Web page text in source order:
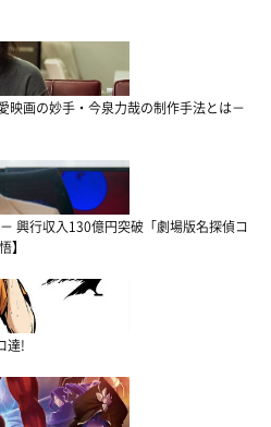
映画の妙手・今泉力哉の制作手法とは－
興行収入130億円突破「劇場版名探偵コ
】
達!